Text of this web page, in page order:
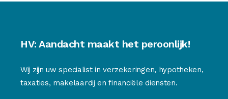
HV: Aandacht maakt het peroonlijk!
Wij zijn uw specialist in verzekeringen, hypotheken,
taxaties, makelaardij en financiële diensten.